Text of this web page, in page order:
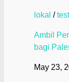
lokal /test
Ambil
bagi
May 23,